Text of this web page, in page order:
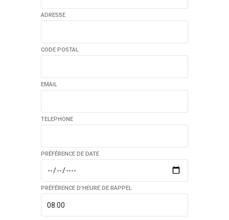
ADRESSE
CODE POSTAL
EMAIL
TELEPHONE
PRÉFÉRENCE DE DATE
PRÉFÉRENCE D'HEURE DE RAPPEL